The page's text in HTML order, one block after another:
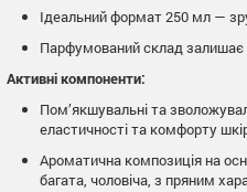
Ідеальний формат 250 мл —
Парфумований склад залишає
Активні компоненти:
Пом’якшувальні та
еластичності та комфорту
Ароматична композиція на
багата, чоловіча, з пряним